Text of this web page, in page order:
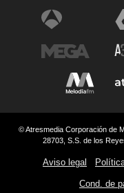
© Atresmedia Corporación de
28703, S.S. de los
Aviso legal
Cond. de